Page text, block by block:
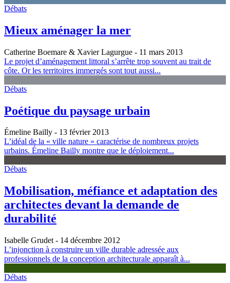
Débats
Mieux aménager la mer
Catherine Boemare & Xavier Lagurgue - 11 mars 2013
Le projet d’aménagement littoral s’arrête trop souvent au trait de
côte. Or les territoires immergés sont tout aussi...
Débats
Poétique du paysage urbain
Émeline Bailly - 13 février 2013
L’idéal de la « ville nature » caractérise de nombreux projets
urbains. Émeline Bailly montre que le déploiement...
Débats
Mobilisation, méfiance et adaptation des
architectes devant la demande de
durabilité
Isabelle Grudet - 14 décembre 2012
L’injonction à construire un ville durable adressée aux
professionnels de la conception architecturale apparaît à...
Débats